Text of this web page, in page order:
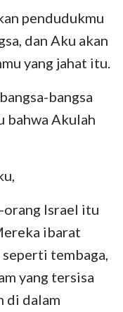
pendudukmu
dan Aku akan
yang jahat itu.
bangsa
bahwa Akulah
orang Israel itu
ibarat
tembaga,
yang tersisa
di dalam